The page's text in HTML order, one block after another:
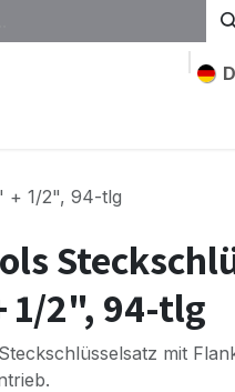
+ 1/2", 94-tlg
1/2", 94-tlg
mit